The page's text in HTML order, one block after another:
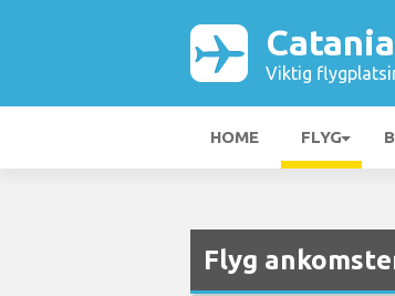
Viktig
HOME FLYG
Flyg